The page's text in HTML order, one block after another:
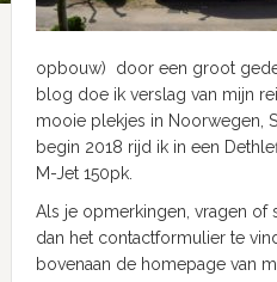
opbouw) door een groot
blog doe ik verslag van mijn
mooie plekjes in Noorwegen,
begin 2018 rijd ik in een
M-Jet 150pk.
Als je opmerkingen, vragen of
dan het contactformulier te
bovenaan de homepage van